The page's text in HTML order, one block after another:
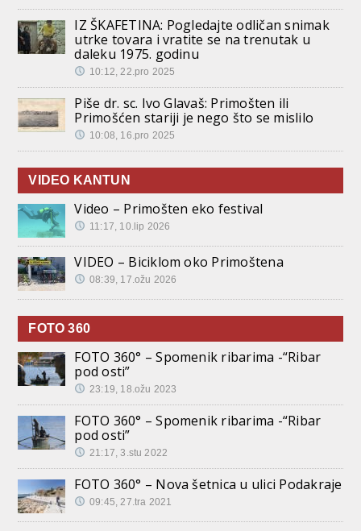
IZ ŠKAFETINA: Pogledajte odličan snimak
utrke tovara i vratite se na trenutak u
daleku 1975. godinu
10:12, 22.pro 2025
Piše dr. sc. Ivo Glavaš: Primošten ili
Primošćen stariji je nego što se mislilo
10:08, 16.pro 2025
VIDEO KANTUN
Video – Primošten eko festival
11:17, 10.lip 2026
VIDEO – Biciklom oko Primoštena
08:39, 17.ožu 2026
FOTO 360
FOTO 360° – Spomenik ribarima -“Ribar
pod osti”
23:19, 18.ožu 2023
FOTO 360° – Spomenik ribarima -“Ribar
pod osti”
21:17, 3.stu 2022
FOTO 360° – Nova šetnica u ulici Podakraje
09:45, 27.tra 2021